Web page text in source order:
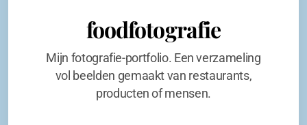
foodfotografie
Mijn fotografie-portfolio. Een verzameling
vol beelden gemaakt van restaurants,
producten of mensen.